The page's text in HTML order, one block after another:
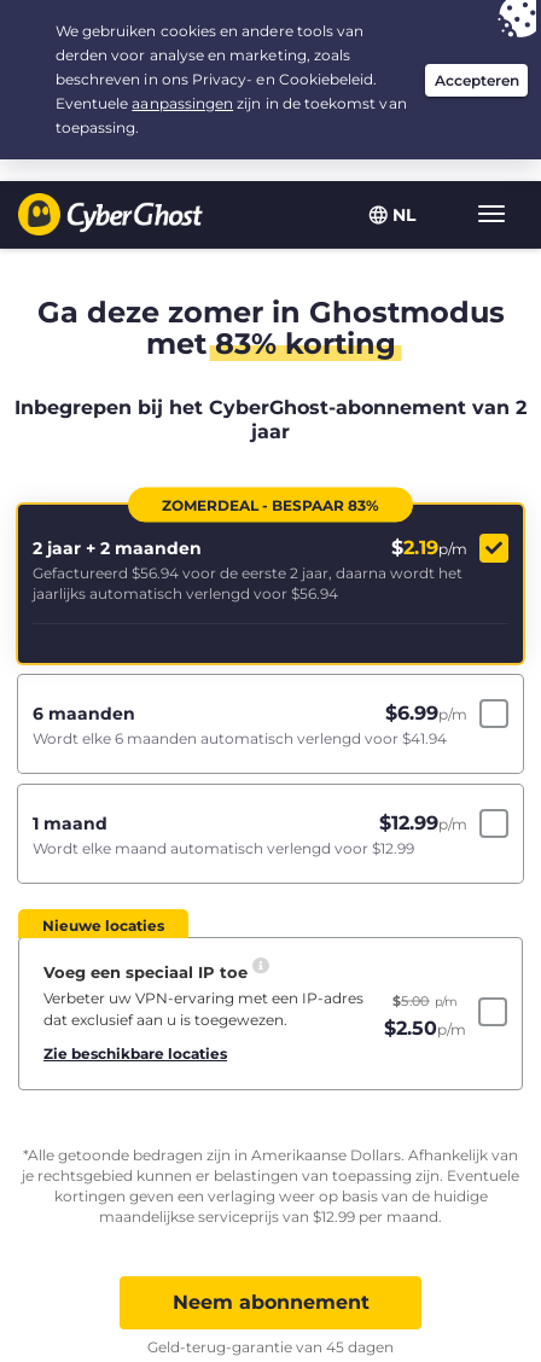
NL
Uw keuze:de beste aanbiedingvoor 2.1666666666667 jaar, voor $
2.19/maand
Ga deze zomer in Ghostmodus
met83% korting
Inbegrepen bij het CyberGhost-abonnement van 2
jaar
ZOMERDEAL - BESPAAR 83%
2 jaar + 2 maanden $2.19p/m
Gefactureerd $56.94 voor de eerste 2 jaar, daarna wordt het
jaarlijks automatisch verlengd voor $56.94
6 maanden $6.99p/m
Wordt elke 6 maanden automatisch verlengd voor $41.94
1 maand $12.99p/m
Wordt elke maand automatisch verlengd voor $12.99
Nieuwe locaties
Voeg een speciaal IP toe
Verbeter uw VPN-ervaring met een IP-adres
dat exclusief aan u is toegewezen.
Zie beschikbare locaties
$5.00 p/m
$2.50p/m
*Alle getoonde bedragen zijn in Amerikaanse Dollars. Afhankelijk van
je rechtsgebied kunnen er belastingen van toepassing zijn. Eventuele
kortingen geven een verlaging weer op basis van de huidige
maandelijkse serviceprijs van $12.99 per maand.
Neem abonnement
Geld-terug-garantie van 45 dagen